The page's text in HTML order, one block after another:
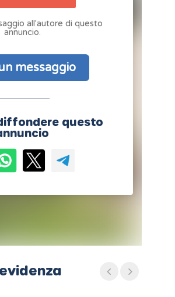
all'autore di questo
annuncio.
messaggio
questo